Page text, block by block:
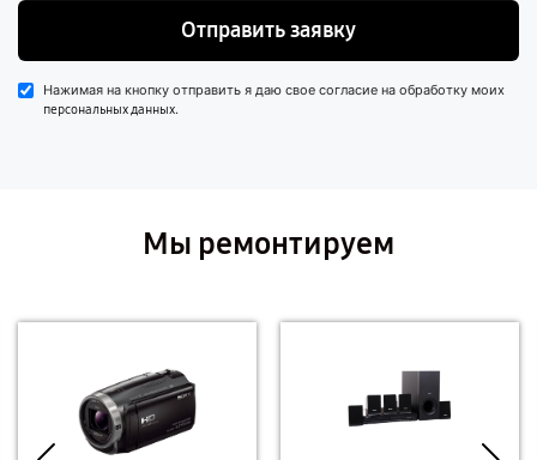
Отправить заявку
Нажимая на кнопку отправить я даю свое согласие на обработку моих
персональных данных.
Мы ремонтируем